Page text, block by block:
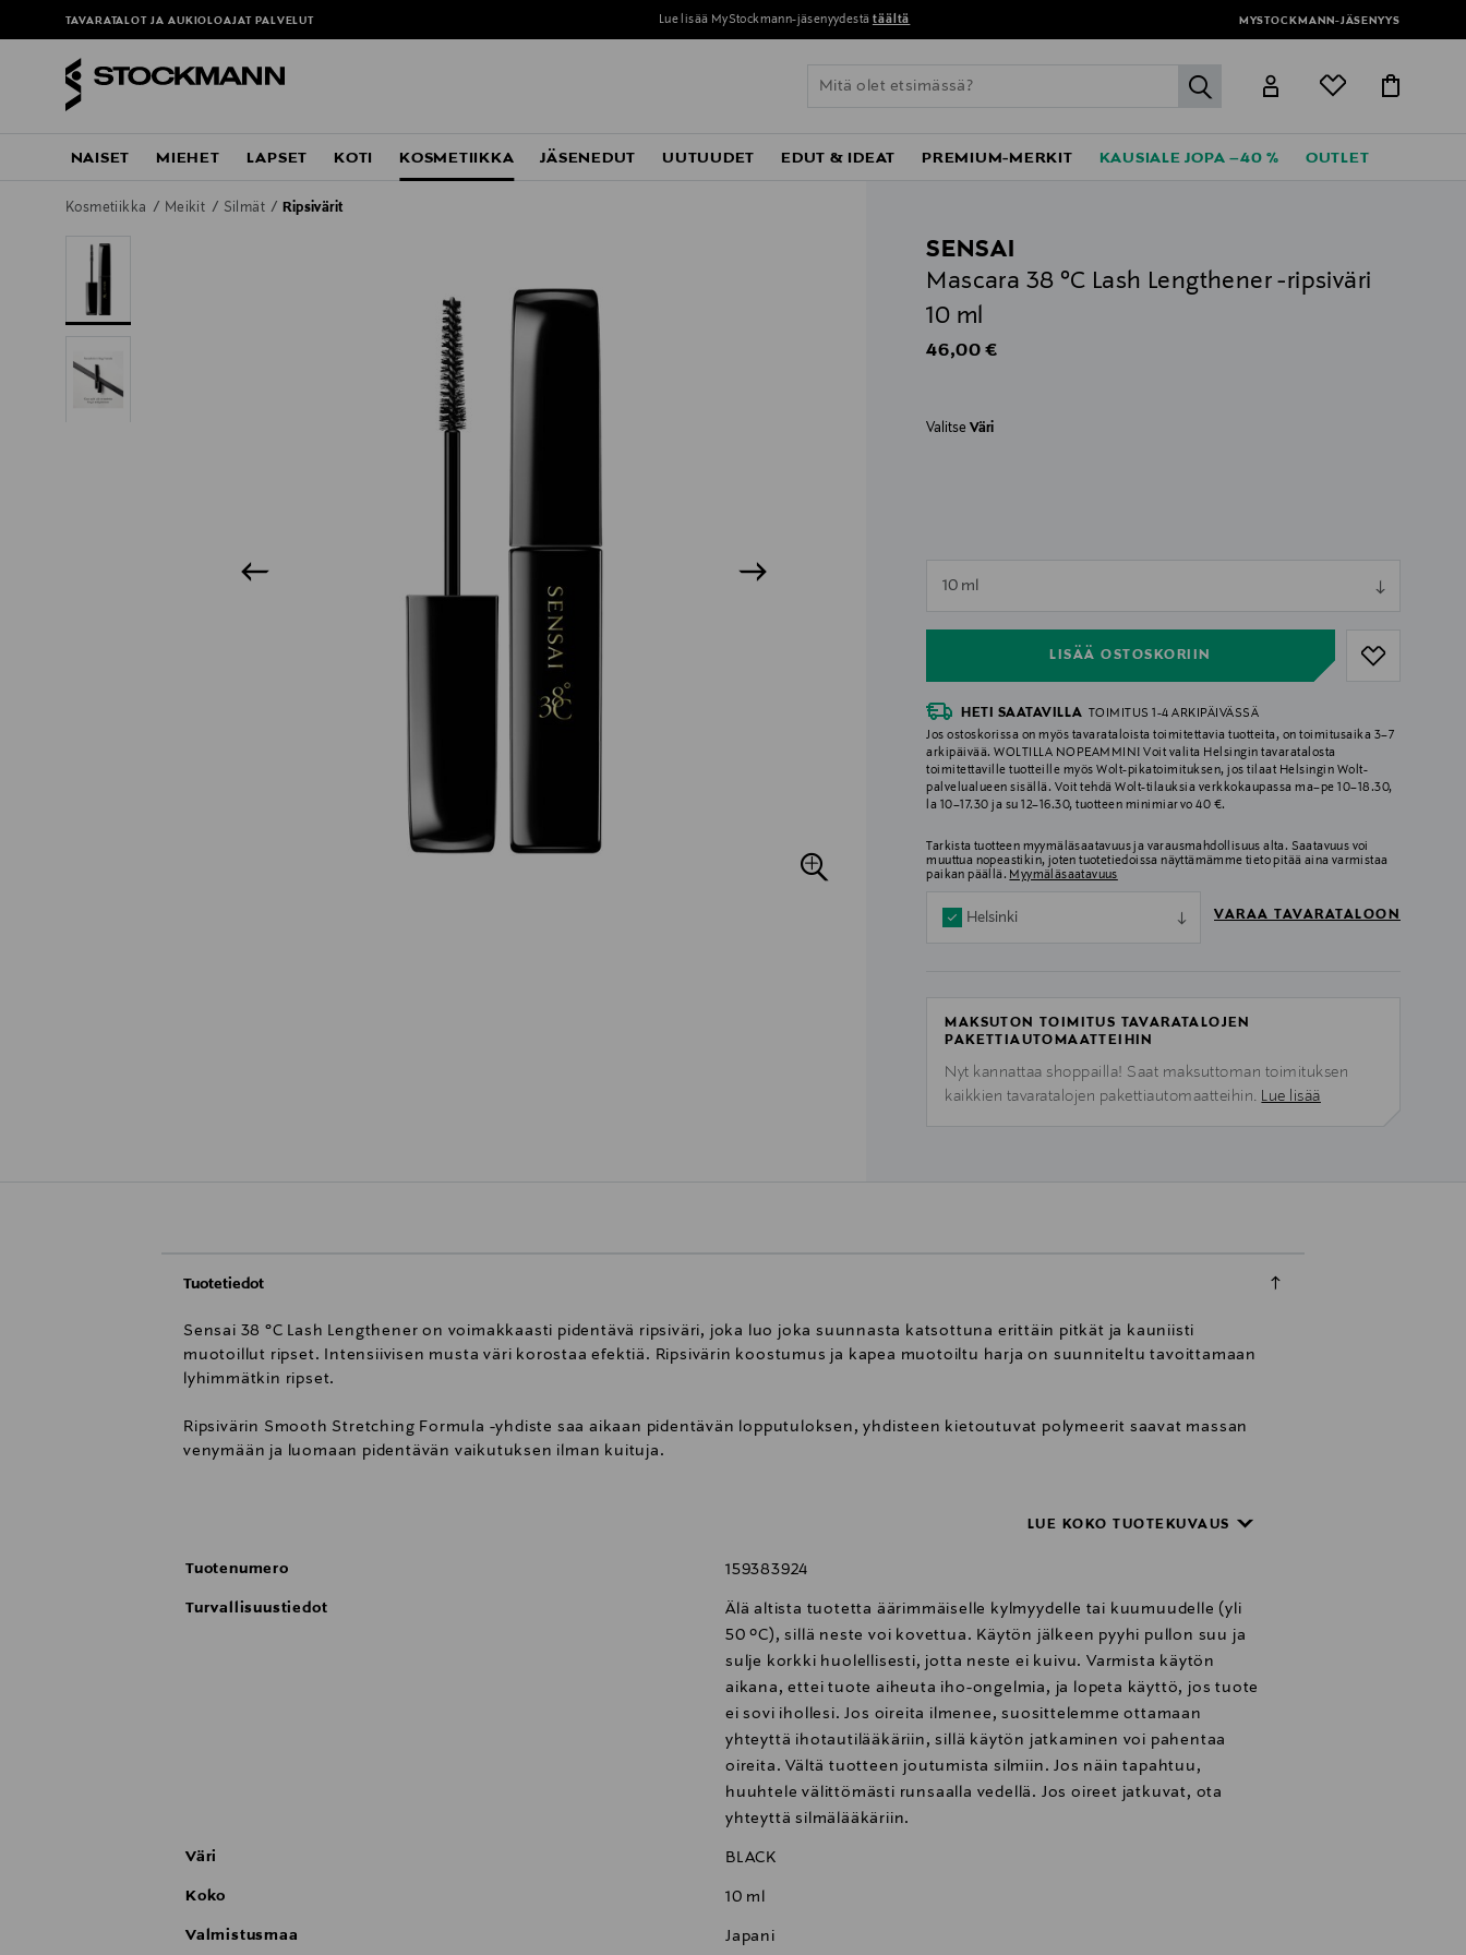
TAVARATALOT JA AUKIOLOAJAT PALVELUT Lue lisää MyStockmann-jäsenyydestä täältä MYSTOCKMANN-JÄSENYYS
label.header.go
NAISET MIEHET LAPSET KOTI KOSMETIIKKA JÄSENEDUT UUTUUDET EDUT & IDEAT PREMIUM-MERKIT KAUSIALE JOPA –40 % OUTLET
Kosmetiikka Meikit Silmät Ripsivärit
SENSAI
Mascara 38 °C Lash Lengthener -ripsiväri
10 ml
Original Price
46,00 €
ValitseVäri
10 ml
LISÄÄ OSTOSKORIIN
null
HETI SAATAVILLA
TOIMITUS 1-4 ARKIPÄIVÄSSÄ
Jos ostoskorissa on myös tavarataloista toimitettavia tuotteita, on toimitusaika 3–7
arkipäivää. WOLTILLA NOPEAMMIN! Voit valita Helsingin tavaratalosta
toimitettaville tuotteille myös Wolt-pikatoimituksen, jos tilaat Helsingin Wolt-
palvelualueen sisällä. Voit tehdä Wolt-tilauksia verkkokaupassa ma–pe 10–18.30,
la 10–17.30 ja su 12–16.30, tuotteen minimiarvo 40 €.
Tarkista tuotteen myymäläsaatavuus ja varausmahdollisuus alta. Saatavuus voi
muuttua nopeastikin, joten tuotetiedoissa näyttämämme tieto pitää aina varmistaa
paikan päällä. Myymäläsaatavuus
Helsinki VARAA TAVARATALOON
MAKSUTON TOIMITUS TAVARATALOJEN
PAKETTIAUTOMAATTEIHIN
Nyt kannattaa shoppailla! Saat maksuttoman toimituksen
kaikkien tavaratalojen pakettiautomaatteihin. Lue lisää
Tuotetiedot
Sensai 38 °C Lash Lengthener on voimakkaasti pidentävä ripsiväri, joka luo joka suunnasta katsottuna erittäin pitkät ja kauniisti
muotoillut ripset. Intensiivisen musta väri korostaa efektiä. Ripsivärin koostumus ja kapea muotoiltu harja on suunniteltu tavoittamaan
lyhimmätkin ripset.
Ripsivärin Smooth Stretching Formula -yhdiste saa aikaan pidentävän lopputuloksen, yhdisteen kietoutuvat polymeerit saavat massan
venymään ja luomaan pidentävän vaikutuksen ilman kuituja.
tavoittaa jokaisen lyhimmänkin ripsen, ja sen ainutlaatuiset kolmion malliset kuidut saavat pidentävän vaikutuksen luotua jokaiseen
LUE KOKO TUOTEKUVAUS
Tuotenumero 159383924
Turvallisuustiedot
Älä altista tuotetta äärimmäiselle kylmyydelle tai kuumuudelle (yli
50 ºC), sillä neste voi kovettua. Käytön jälkeen pyyhi pullon suu ja
sulje korkki huolellisesti, jotta neste ei kuivu. Varmista käytön
aikana, ettei tuote aiheuta iho-ongelmia, ja lopeta käyttö, jos tuote
ei sovi ihollesi. Jos oireita ilmenee, suosittelemme ottamaan
yhteyttä ihotautilääkäriin, sillä käytön jatkaminen voi pahentaa
oireita. Vältä tuotteen joutumista silmiin. Jos näin tapahtuu,
huuhtele välittömästi runsaalla vedellä. Jos oireet jatkuvat, ota
yhteyttä silmälääkäriin.
Väri BLACK
Koko 10 ml
Valmistusmaa Japani